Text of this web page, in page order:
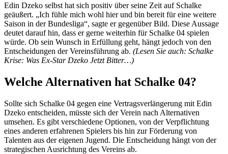
Edin Dzeko selbst hat sich positiv über seine Zeit auf Schalke
geäußert. „Ich fühle mich wohl hier und bin bereit für eine weitere
Saison in der Bundesliga“, sagte er gegenüber Bild. Diese Aussage
deutet darauf hin, dass er gerne weiterhin für Schalke 04 spielen
würde. Ob sein Wunsch in Erfüllung geht, hängt jedoch von den
Entscheidungen der Vereinsführung ab. (Lesen Sie auch: Schalke
Krise: Was Ex-Star Dzeko Jetzt Bitter…)
Welche Alternativen hat Schalke 04?
Sollte sich Schalke 04 gegen eine Vertragsverlängerung mit Edin
Dzeko entscheiden, müsste sich der Verein nach Alternativen
umsehen. Es gibt verschiedene Optionen, von der Verpflichtung
eines anderen erfahrenen Spielers bis hin zur Förderung von
Talenten aus der eigenen Jugend. Die Entscheidung hängt von der
strategischen Ausrichtung des Vereins ab.